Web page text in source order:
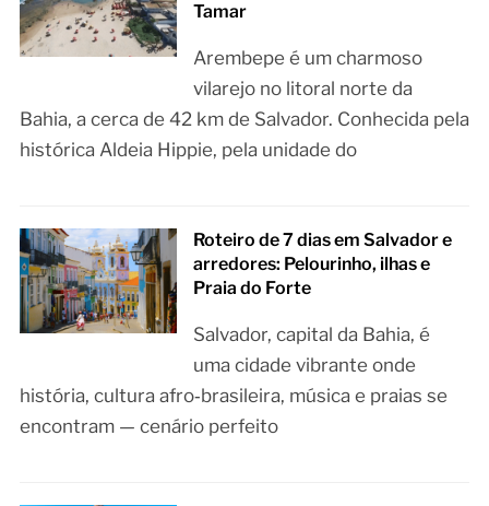
Tamar
Arembepe é um charmoso
vilarejo no litoral norte da
Bahia, a cerca de 42 km de Salvador. Conhecida pela
histórica Aldeia Hippie, pela unidade do
Roteiro de 7 dias em Salvador e
arredores: Pelourinho, ilhas e
Praia do Forte
Salvador, capital da Bahia, é
uma cidade vibrante onde
história, cultura afro‑brasileira, música e praias se
encontram — cenário perfeito